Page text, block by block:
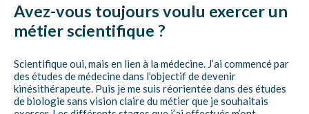
Avez-vous toujours voulu exercer un
métier scientifique ?
Scientifique oui, mais en lien à la médecine. J’ai commencé par
des études de médecine dans l’objectif de devenir
kinésithérapeute. Puis je me suis réorientée dans des études
de biologie sans vision claire du métier que je souhaitais